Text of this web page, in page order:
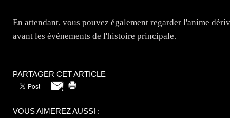
En attendant, vous pouvez également regarder l'anime
avant les événements de l'histoire principale.
PARTAGER CET ARTICLE
VOUS AIMEREZ AUSSI :